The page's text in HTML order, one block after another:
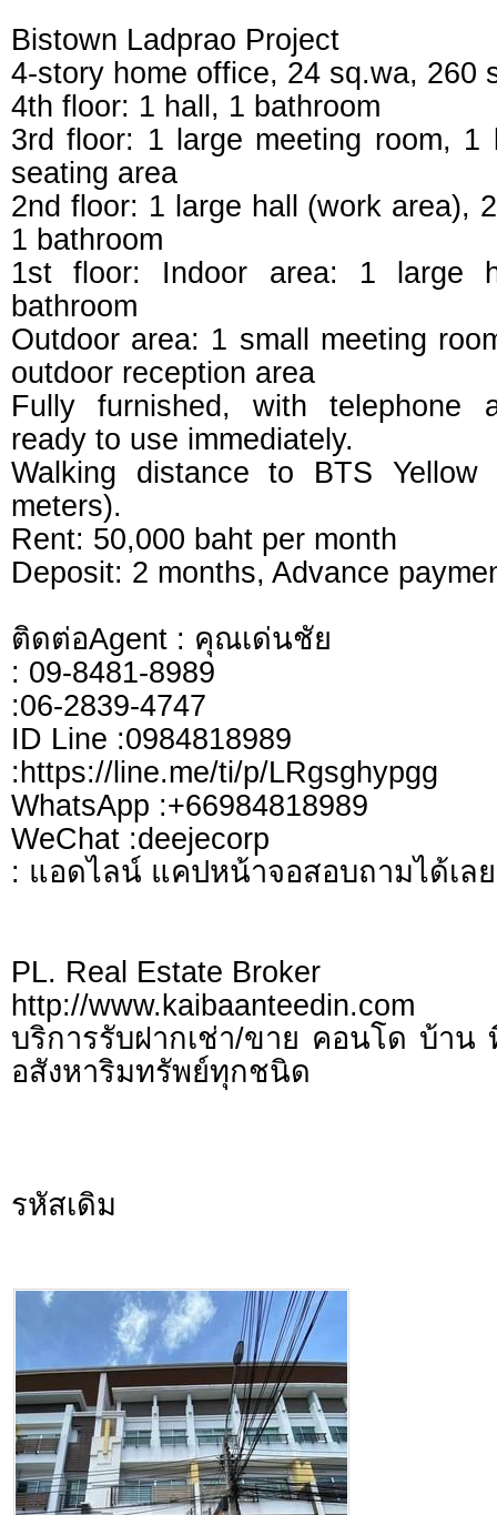
Bistown Ladprao Project
4-story home office, 24 sq.wa, 260
4th floor: 1 hall, 1 bathroom
3rd floor: 1 large meeting room, 1
seating area
2nd floor: 1 large hall (work area),
1 bathroom
1st floor: Indoor area: 1 large
bathroom
Outdoor area: 1 small meeting
outdoor reception area
Fully furnished, with telephone
ready to use immediately.
Walking distance to BTS
meters).
Rent: 50,000 baht per month
Deposit: 2 months, Advance
ติดต่อAgent : คุณเด่นชัย
: 09-8481-8989
:06-2839-4747
ID Line :0984818989
:https://line.me/ti/p/LRgsghypgg
WhatsApp :+66984818989
WeChat :deejecorp
: แอดไลน์ แคปหน้าจอสอบถามได้เล
PL. Real Estate Broker
http://www.kaibaanteedin.com
บริการรับฝากเช่า/ขาย คอนโด บ้าน
อสังหาริมทรัพย์ทุกชนิด
รหัสเดิม